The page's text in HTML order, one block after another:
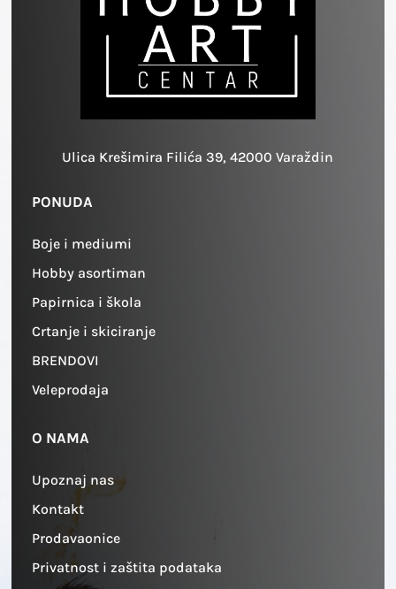
Ulica Krešimira Filića 39, 42000 Varaždin
PONUDA
Boje i mediumi
Hobby asortiman
Papirnica i škola
Crtanje i skiciranje
BRENDOVI
Veleprodaja
O NAMA
Upoznaj nas
Kontakt
Prodavaonice
Privatnost i zaštita podataka